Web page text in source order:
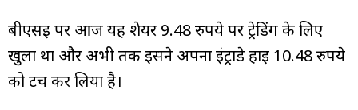
बीएसई पर आज यह शेयर 9.48 रुपये पर ट्रेडिंग के लिए
खुला था और अभी तक इसने अपना इंट्राडे हाई 10.48 रुपये
को टच कर लिया है।